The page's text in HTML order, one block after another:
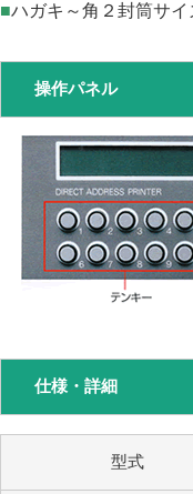
■ハガキ～角２封筒
操作パネル
仕様・詳細
型式